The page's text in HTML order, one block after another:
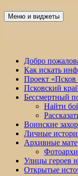
Победа 60
Меню и виджеты
Добро
Как искать
Проект
Псковский
Бессмертный
Найти
Воинские
Личные
Архивные
Улицы героев
Открытые